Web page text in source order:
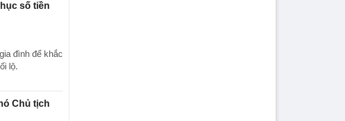
số tiền
đình để khắc
lộ.
Chủ tịch